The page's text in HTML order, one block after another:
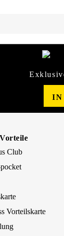
IN
Club
Vorteilskarte